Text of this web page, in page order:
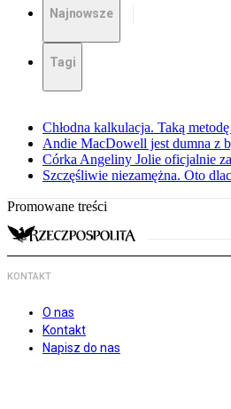
Najnowsze
Tagi
Chłodna kalkulacja. Taką
Andie MacDowell jest dumna z
Córka Angeliny Jolie oficjalnie
Szczęśliwie niezamężna. Oto
Promowane treści
KONTAKT
O nas
Kontakt
Napisz do nas